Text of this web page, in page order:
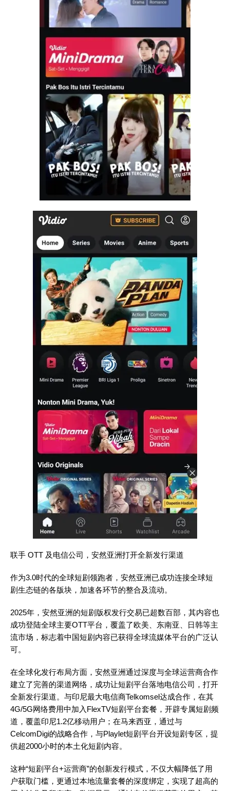
联手 OTT 及电信公司，安然亚洲打开全新发行渠道
作为3.0时代的全球短剧领跑者，安然亚洲已成功连接全球短
剧生态链的各版块，加速各环节的整合及流动。
2025年，安然亚洲的短剧版权发行交易已超数百部，其内容也
成功登陆全球主要OTT平台，覆盖了欧美、东南亚、日韩等主
流市场，标志着中国短剧内容已获得全球流媒体平台的广泛认
可。
在全球化发行布局方面，安然亚洲通过深度与全球运营商合作
建立了完善的渠道网络，成功让短剧平台落地电信公司，打开
全新发行渠道。与印尼最大电信商Telkomsel达成合作，在其
4G/5G网络费用中加入FlexTV短剧平台套餐，开辟专属短剧频
道，覆盖印尼1.2亿移动用户；在马来西亚，通过与
CelcomDigi的战略合作，与Playlet短剧平台开设短剧专区，提
供超2000小时的本土化短剧内容。
这种“短剧平台+运营商”的创新发行模式，不仅大幅降低了用
户获取门槛，更通过本地流量套餐的深度绑定，实现了超高的